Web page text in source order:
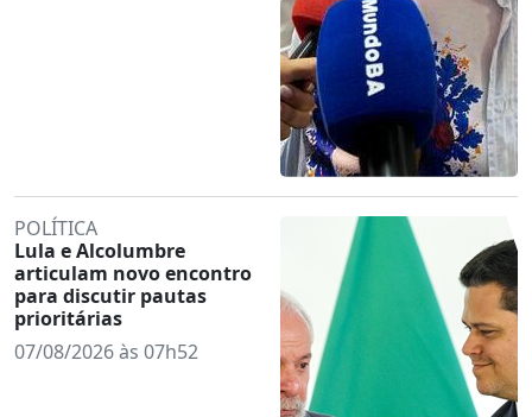
POLÍTICA
Lula e Alcolumbre
articulam novo encontro
para discutir pautas
prioritárias
07/08/2026 às 07h52